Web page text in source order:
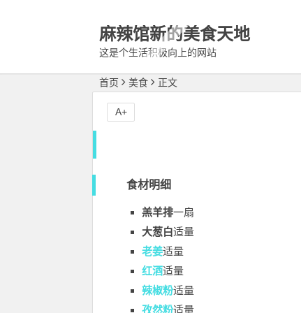
麻辣馆新的美食天地
这是个生活积极向上的网站
首页 美食 正文
食材明细
羔羊排一扇
大葱白适量
老姜适量
红酒适量
辣椒粉适量
孜然粉适量
A+